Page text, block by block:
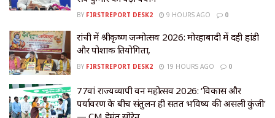
BY FIRSTREPORT DESK2 9 HOURS AGO 0
रांची में श्रीकृष्ण जन्मोत्सव 2026: मोरहाबादी में दही हांडी
और पोशाक प्रतियोगिता,
BY FIRSTREPORT DESK2 19 HOURS AGO 0
77वां राज्यव्यापी वन महोत्सव 2026: ‘विकास और
पर्यावरण के बीच संतुलन ही सतत भविष्य की असली कुंजी’